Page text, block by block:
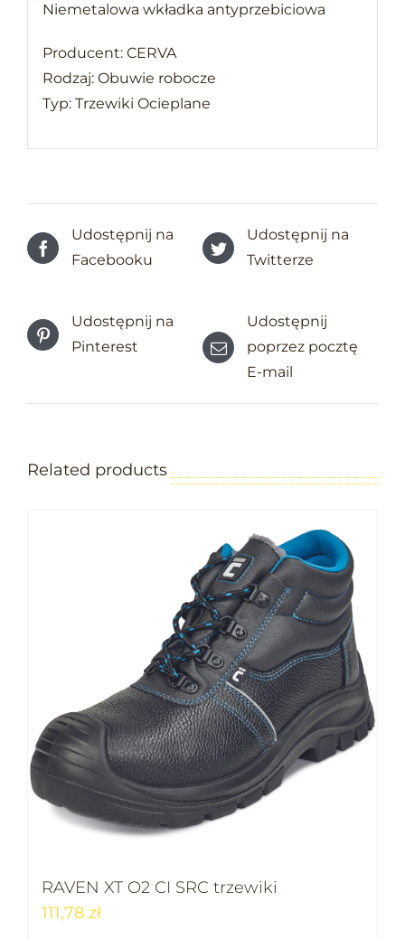
Niemetalowa wkładka antyprzebiciowa
Producent: CERVA
Rodzaj: Obuwie robocze
Typ: Trzewiki Ocieplane
Udostępnij na
Facebooku
Udostępnij na
Twitterze
Udostępnij na
Pinterest
Udostępnij
poprzez pocztę
E-mail
Related products
RAVEN XT O2 CI SRC trzewiki
111,78 zł